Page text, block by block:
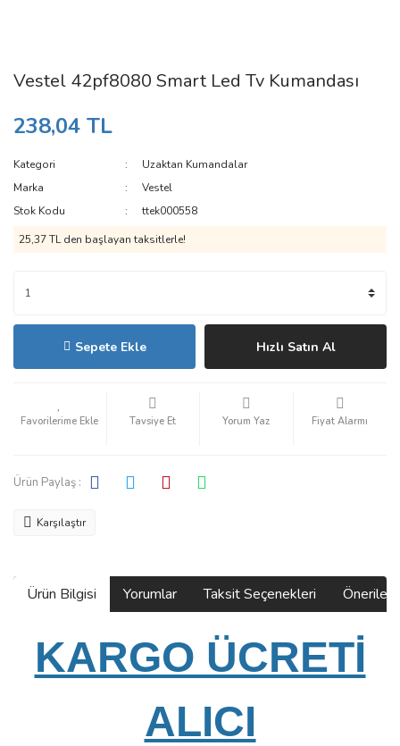
Vestel 42pf8080 Smart Led Tv Kumandası
238,04 TL
Kategori
Uzaktan Kumandalar
Marka
Vestel
Stok Kodu
ttek000558
25,37 TL den başlayan taksitlerle!
Sepete Ekle Hızlı Satın Al
Tavsiye Et Yorum Yaz Fiyat Alarmı
Ürün Paylaş :
Karşılaştır
Ürün Bilgisi Yorumlar Taksit Seçenekleri
KARGO ÜCRETİ
ALICI